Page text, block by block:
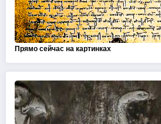
Прямо сейчас на картинках